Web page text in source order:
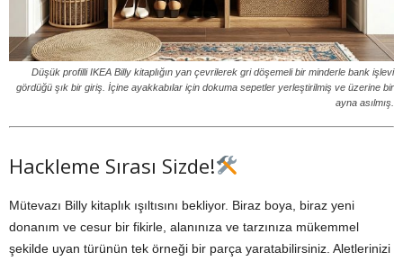
Düşük profilli IKEA Billy kitaplığın yan çevrilerek gri döşemeli bir minderle bank işlevi
gördüğü şık bir giriş. İçine ayakkabılar için dokuma sepetler yerleştirilmiş ve üzerine bir
ayna asılmış.
Hackleme Sırası Sizde!
Mütevazı Billy kitaplık ışıltısını bekliyor. Biraz boya, biraz yeni
donanım ve cesur bir fikirle, alanınıza ve tarzınıza mükemmel
şekilde uyan türünün tek örneği bir parça yaratabilirsiniz. Aletlerinizi